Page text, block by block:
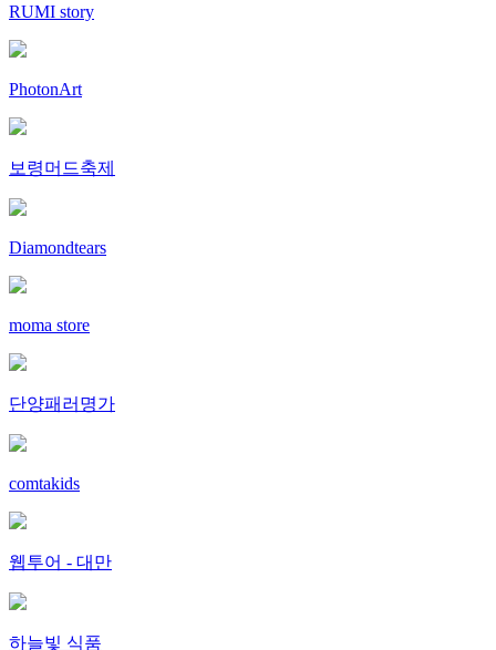
RUMI story
PhotonArt
보령머드축제
Diamondtears
moma store
단양패러명가
comtakids
웹투어 - 대만
하늘빛 식품